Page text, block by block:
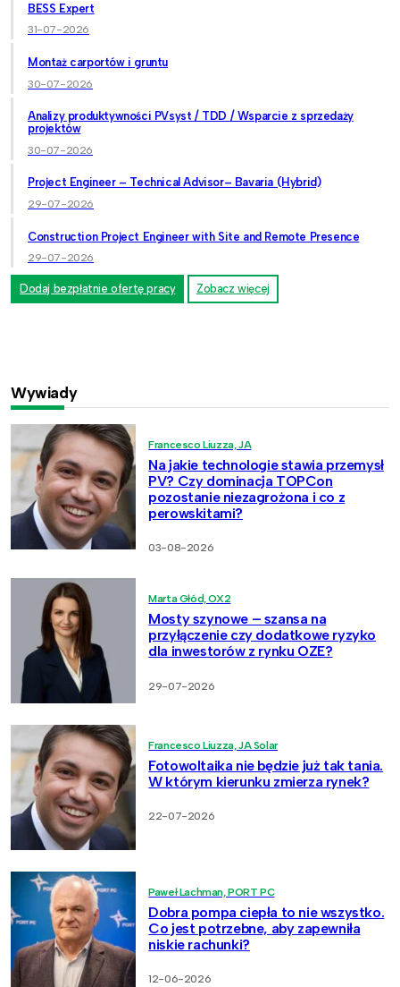
BESS Expert
31-07-2026
Montaż carportów i gruntu
30-07-2026
Analizy produktywności PVsyst / TDD / Wsparcie z sprzedaży
projektów
30-07-2026
Project Engineer – Technical Advisor– Bavaria (Hybrid)
29-07-2026
Construction Project Engineer with Site and Remote Presence
29-07-2026
Dodaj bezpłatnie ofertę pracy Zobacz więcej
Wywiady
Francesco Liuzza, JA
Na jakie technologie stawia przemysł
PV? Czy dominacja TOPCon
pozostanie niezagrożona i co z
perowskitami?
03-08-2026
Marta Głód, OX2
Mosty szynowe – szansa na
przyłączenie czy dodatkowe ryzyko
dla inwestorów z rynku OZE?
29-07-2026
Francesco Liuzza, JA Solar
Fotowoltaika nie będzie już tak tania.
W którym kierunku zmierza rynek?
22-07-2026
Paweł Lachman, PORT PC
Dobra pompa ciepła to nie wszystko.
Co jest potrzebne, aby zapewniła
niskie rachunki?
12-06-2026